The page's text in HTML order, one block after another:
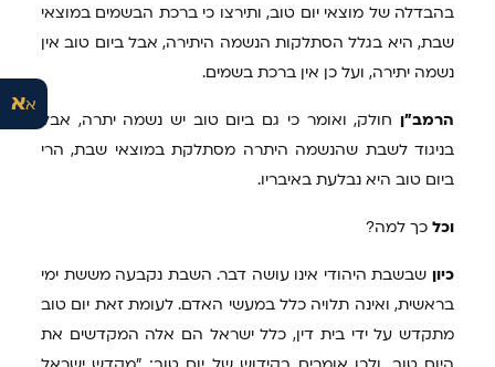
אא
בהבדלה של מוצאי יום טוב, ותירצו כי ברכת הבשמים במוצאי
שבת, היא בגלל הסתלקות הנשמה היתירה, אבל ביום טוב אין
נשמה יתירה, ועל כן אין ברכת בשמים.
הרמב"ן חולק, ואומר כי גם ביום טוב יש נשמה יתרה, אבל
בניגוד לשבת שהנשמה היתרה מסתלקת במוצאי שבת, הרי
ביום טוב היא נבלעת באיבריו.
וכל כך למה?
כיון שבשבת היהודי אינו עושה דבר. השבת נקבעה מששת ימי
בראשית, ואינה תלויה כלל במעשי האדם. לעומת זאת יום טוב
מתקדש על ידי בית דין, כלל ישראל הם אלה המקדשים את